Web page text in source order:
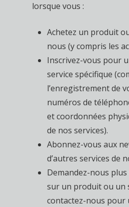
lorsque vous :
Achetez un produit
nous (y compris les
Inscrivez-vous pour
service spécifique
l’enregistrement de
numéros de
et coordonnées
de nos services).
Abonnez-vous aux
d’autres services de
Demandez-nous
sur un produit ou un
contactez-nous pour